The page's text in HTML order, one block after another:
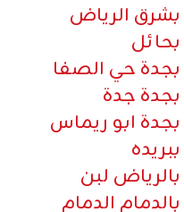
بشرق الرياض
بجدة حي الصفا
جدة
ابو ريماس
لبن
الدمام